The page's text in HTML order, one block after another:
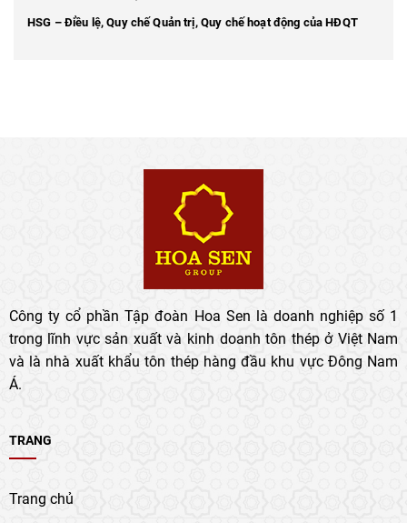
HSG – Điều lệ, Quy chế Quản trị, Quy chế hoạt động của HĐQT
Công ty cổ phần Tập đoàn Hoa Sen là doanh nghiệp số 1
trong lĩnh vực sản xuất và kinh doanh tôn thép ở Việt Nam
và là nhà xuất khẩu tôn thép hàng đầu khu vực Đông Nam
Á.
TRANG
Trang chủ